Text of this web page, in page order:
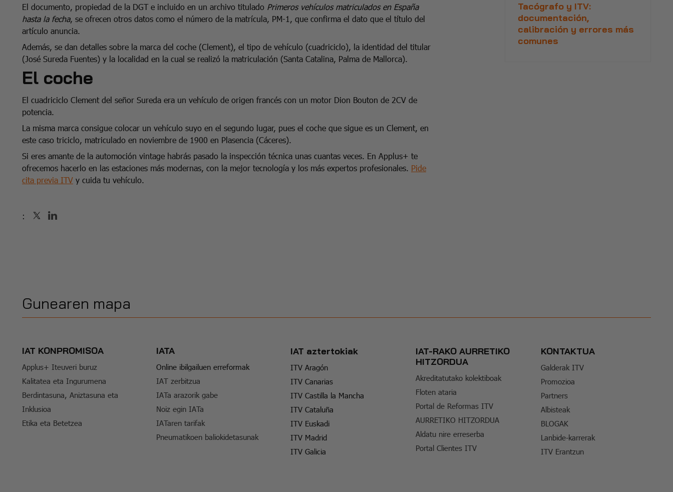
El documento, propiedad de la DGT e incluido en un archivo titulado Primeros vehículos matriculados en España
hasta la fecha, se ofrecen otros datos como el número de la matrícula, PM-1, que confirma el dato que el título del
artículo anuncia.
Además, se dan detalles sobre la marca del coche (Clement), el tipo de vehículo (cuadriciclo), la identidad del titular
(José Sureda Fuentes) y la localidad en la cual se realizó la matriculación (Santa Catalina, Palma de Mallorca).
El coche
El cuadriciclo Clement del señor Sureda era un vehículo de origen francés con un motor Dion Bouton de 2CV de
potencia.
La misma marca consigue colocar un vehículo suyo en el segundo lugar, pues el coche que sigue es un Clement, en
este caso triciclo, matriculado en noviembre de 1900 en Plasencia (Cáceres).
Si eres amante de la automoción vintage habrás pasado la inspección técnica unas cuantas veces. En Applus+ te
ofrecemos hacerlo en las estaciones más modernas, con la mejor tecnología y los más expertos profesionales. Pide
cita previa ITV y cuida tu vehículo.
:
Tacógrafo y ITV:
documentación,
calibración y errores más
comunes
Gunearen mapa
IAT KONPROMISOA
Applus+ Iteuveri buruz
Kalitatea eta Ingurumena
Berdintasuna, Aniztasuna eta
Inklusioa
Etika eta Betetzea
IATA
Online ibilgailuen erreformak
IAT zerbitzua
IATa arazorik gabe
Noiz egin IATa
IATaren tarifak
Pneumatikoen baliokidetasunak
IAT aztertokiak
ITV Aragón
ITV Canarias
ITV Castilla la Mancha
ITV Cataluña
ITV Euskadi
ITV Madrid
ITV Galicia
IAT-RAKO AURRETIKO
HITZORDUA
Akreditatutako kolektiboak
Floten ataria
Portal de Reformas ITV
AURRETIKO HITZORDUA
Aldatu nire erreserba
Portal Clientes ITV
KONTAKTUA
Galderak ITV
Promozioa
Partners
Albisteak
BLOGAK
Lanbide-karrerak
ITV Erantzun